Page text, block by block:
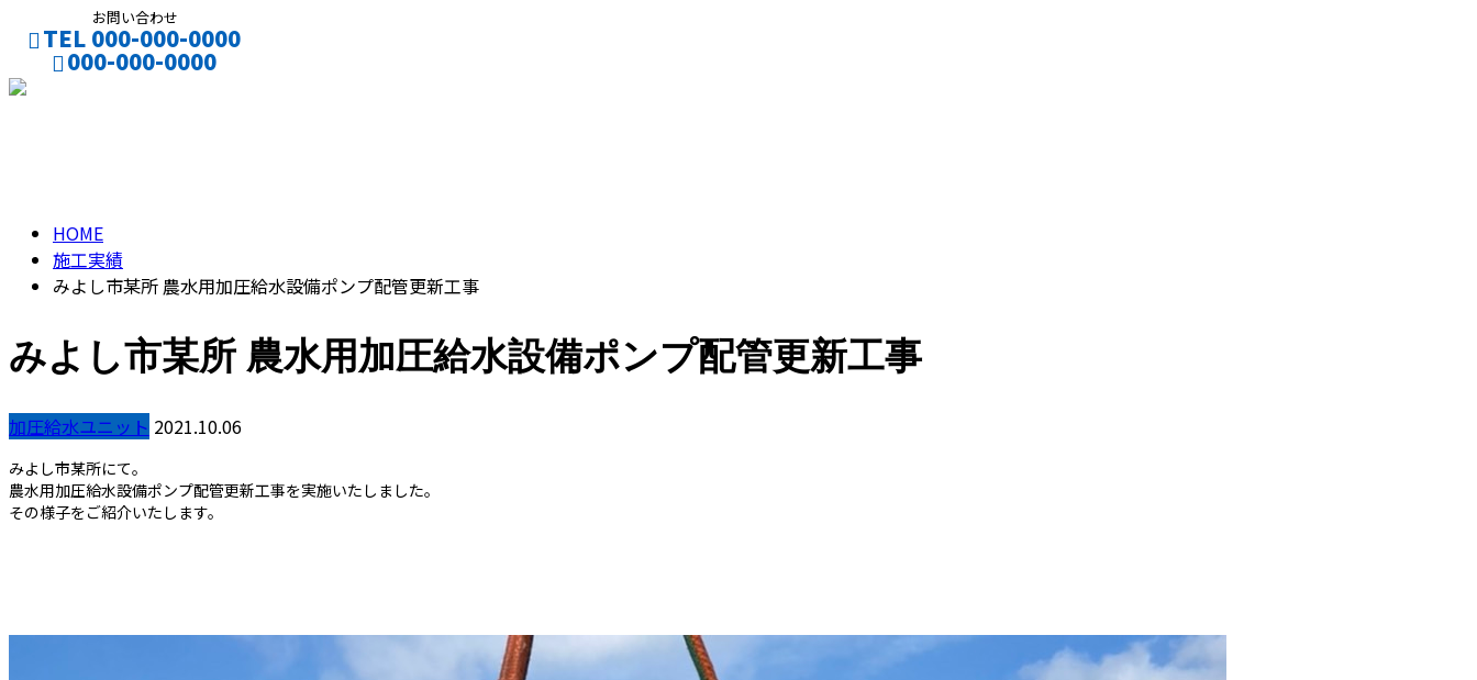
お問い合わせ
TEL 000-000-0000
000-000-0000
HOME
施工実績
みよし市某所 農水用加圧給水設備ポンプ配管更新工事
みよし市某所 農水用加圧給水設備ポンプ配管更新工事
加圧給水ユニット 2021.10.06
みよし市某所にて。
農水用加圧給水設備ポンプ配管更新工事を実施いたしました。
その様子をご紹介いたします。